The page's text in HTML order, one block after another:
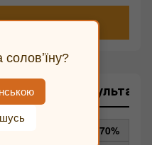
отзыв
Возврат
— экономия до 70%